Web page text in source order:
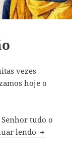
vezes
hoje o
tudo o
lendo Terço da